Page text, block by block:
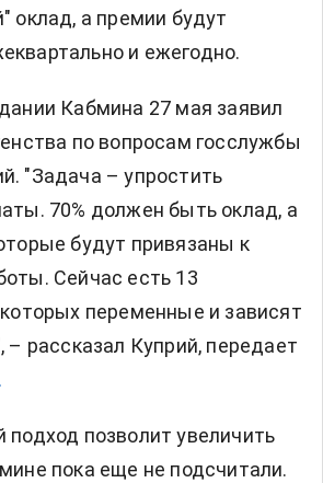
оклад, а премии будут
и ежегодно.
Кабмина 27 мая заявил
по вопросам госслужбы
"Задача – упростить
70% должен быть оклад, а
будут привязаны к
Сейчас есть 13
переменные и зависят
– рассказал Куприй, передает
подход позволит увеличить
пока еще не подсчитали.